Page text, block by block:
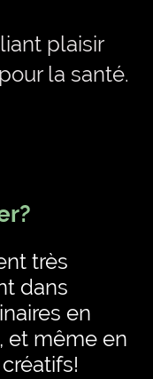
plaisir
la santé.
très
dans
en
et même en